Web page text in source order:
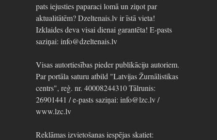
pats iejusties paparaci lomā un ziņot par
aktualitātēm? Dzeltenais.lv ir īstā vieta!
Izklaides deva visai dienai garantēta! E-pasts
saziņai: info@dzeltenais.lv
Visas autortiesības pieder publikāciju autoriem.
Par portāla saturu atbild "Latvijas Žurnālistikas
centrs", reģ. nr. 40008244310 Tālrunis:
26901441 / e-pasts saziņai: info@lzc.lv /
www.lzc.lv
Reklāmas izvietošanas iespējas skatiet: